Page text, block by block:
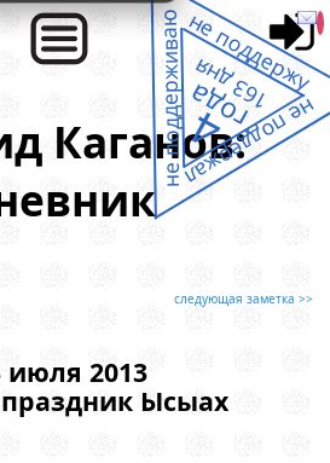
Каганов:
следующая заметка >>
июля 2013
Ысыах
не поддержал
не поддерживаюне поддержу
4
года
163 дня